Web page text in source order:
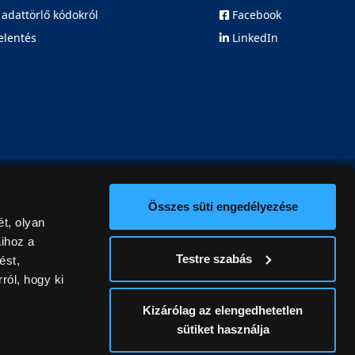
olyan
a
hogy ki
Összes süti engedélyezése
Testre szabás
Kizárólag az elengedhetetlen
sütiket használja
kódokról
Facebook
LinkedIn